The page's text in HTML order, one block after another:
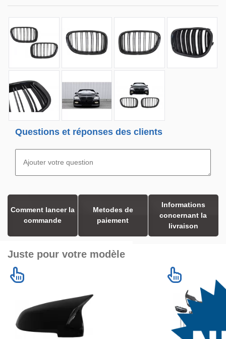
Questions et réponses des clients
Comment lancer la
commande
Metodes de
paiement
Informations
concernant la
livraison
Juste pour votre modèle